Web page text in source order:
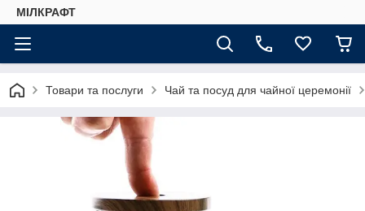
МІЛКРАФТ
Товари та послуги Чай та посуд для чайної церемонії